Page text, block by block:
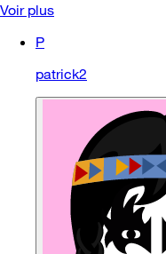
Voir plus
P
patrick2